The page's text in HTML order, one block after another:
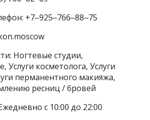
+7‒925‒766‒88‒75
Ногтевые студии,
Услуги косметолога, Услуги
перманентного макияжа,
ресниц / бровей
с 10:00 до 22:00